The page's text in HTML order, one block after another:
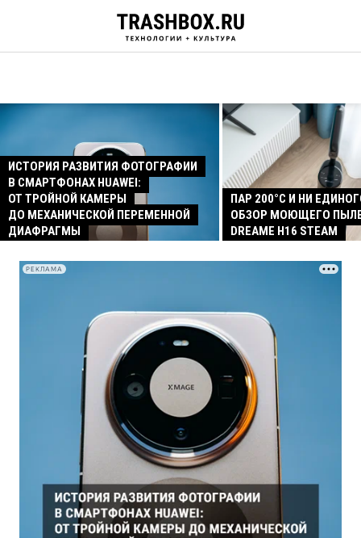
ИСТОРИЯ РАЗВИТИЯ ФОТОГРАФИИ
В СМАРТФОНАХ HUAWEI:
ОТ ТРОЙНОЙ КАМЕРЫ
ДО МЕХАНИЧЕСКОЙ ПЕРЕМЕННОЙ
ДИАФРАГМЫ
ПАР 200°C И НИ
ОБЗОР МОЮЩЕГО
DREAME H16 STEAM
РЕКЛАМА